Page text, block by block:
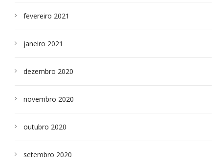
fevereiro 2021
janeiro 2021
dezembro 2020
novembro 2020
outubro 2020
setembro 2020